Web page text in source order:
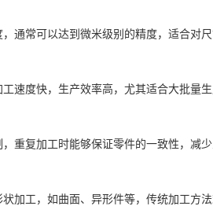
通常可以达到微米级别的精度，适合对尺
速度快，生产效率高，尤其适合大批量生
重复加工时能够保证零件的一致性，减少
加工，如曲面、异形件等，传统加工方